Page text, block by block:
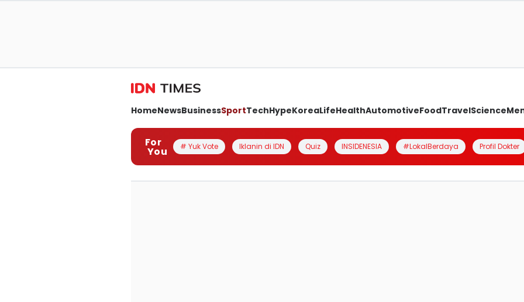
HomeNewsBusinessSportTechHypeKoreaLifeHealthAutomotiveFoodTravelScience
For
You # Yuk Vote Iklanin di IDN Quiz INSIDENESIA #LokalBerdaya Profil Dokter